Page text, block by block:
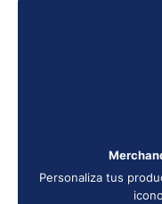
Personaliza tus